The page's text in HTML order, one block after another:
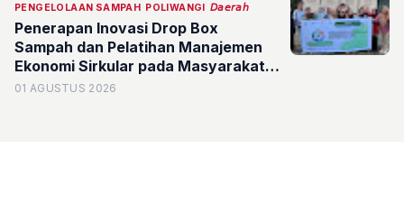
PENGELOLAAN SAMPAH
POLIWANGI 𝘋𝘢𝘦𝘳𝘢𝘩
Penerapan Inovasi Drop Box
Sampah dan Pelatihan Manajemen
Ekonomi Sirkular pada Masyarakat
Desa Kenjo
01 AGUSTUS 2026